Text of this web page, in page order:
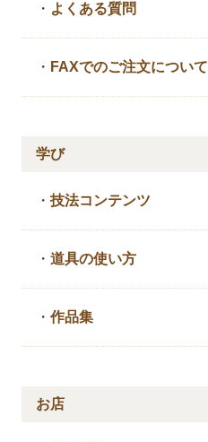
・ よくある質問
・ FAXでのご注文について
学び
・技法コンテンツ
・道具の使い方
・作品集
お店